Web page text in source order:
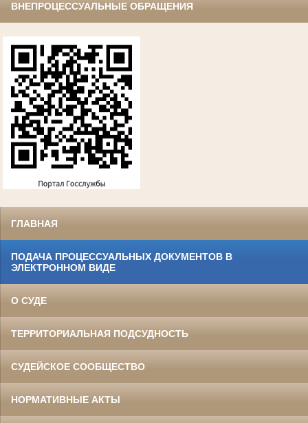
ВНЕПРОЦЕССУАЛЬНЫЕ ОБРАЩЕНИЯ
ГЛАВНАЯ
ПОДАЧА ПРОЦЕССУАЛЬНЫХ ДОКУМЕНТОВ В
ЭЛЕКТРОННОМ ВИДЕ
О СУДЕ
ТЕРРИТОРИАЛЬНАЯ ПОДСУДНОСТЬ
СУДЕЙСКОЕ СООБЩЕСТВО
НОРМАТИВНЫЕ АКТЫ